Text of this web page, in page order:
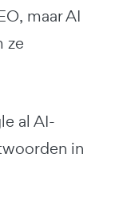
maar AI
ze
al AI-
in